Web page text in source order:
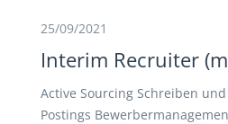
25/09/2021
Interim Recruiter
Active Sourcing Schreiben
Postings